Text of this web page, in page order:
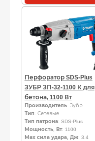
Перфоратор SDS-Plus
ЗУБР ЗП-32-1100 К для
бетона, 1100 Вт
Производитель: Зубр
Тип: Сетевые
Тип патрона: SDS-Plus
Мощность, Вт: 1100
Мах сила удара, Дж: 3.4